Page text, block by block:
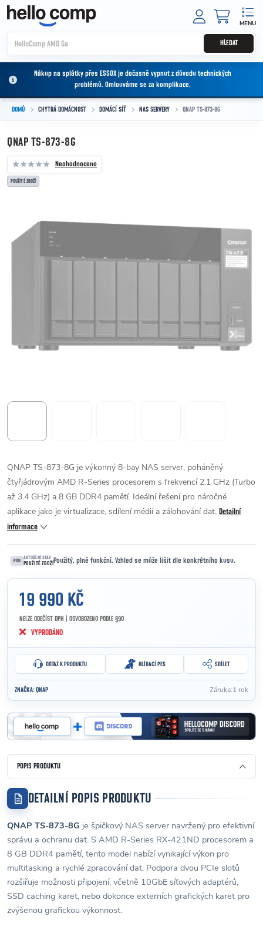
Přejít na obsah
HLEDAT
Nákup na splátky přes ESSOX je dočasně vypnut z důvodu technických
problémů. Omlouváme se za komplikace.
DOMŮ CHYTRÁ DOMÁCNOST DOMÁCÍ SÍŤ NAS SERVERY QNAP TS-873-8G
QNAP TS-873-8G
Neohodnoceno
POUŽITÉ ZBOŽÍ
QNAP TS-873-8G je výkonný 8-bay NAS server, poháněný
čtyřjádrovým AMD R-Series procesorem s frekvencí 2.1 GHz (Turbo
až 3.4 GHz) a 8 GB DDR4 pamětí. Ideální řešení pro náročné
aplikace jako je virtualizace, sdílení médií a zálohování dat. Detailní
informace
POU AKTUÁLNÍ STAV
POUŽITÉ ZBOŽÍPoužitý, plně funkční. Vzhled se může lišit dle konkrétního kusu.
19 990 KČ
NELZE ODEČÍST DPH | OSVOBOZENO PODLE §90
Měrná cena:
VYPRODÁNO
DOTAZ K PRODUKTU HLÍDACÍ PES SDÍLET
ZNAČKA: QNAP Záruka:1 rok
POPIS PRODUKTU
DETAILNÍ POPIS PRODUKTU
QNAP TS-873-8G je špičkový NAS server navržený pro efektivní
správu a ochranu dat. S AMD R-Series RX-421ND procesorem a
8 GB DDR4 pamětí, tento model nabízí vynikající výkon pro
multitasking a rychlé zpracování dat. Podpora dvou PCIe slotů
rozšiřuje možnosti připojení, včetně 10GbE síťových adaptérů,
SSD caching karet, nebo dokonce externích grafických karet pro
zvýšenou grafickou výkonnost.